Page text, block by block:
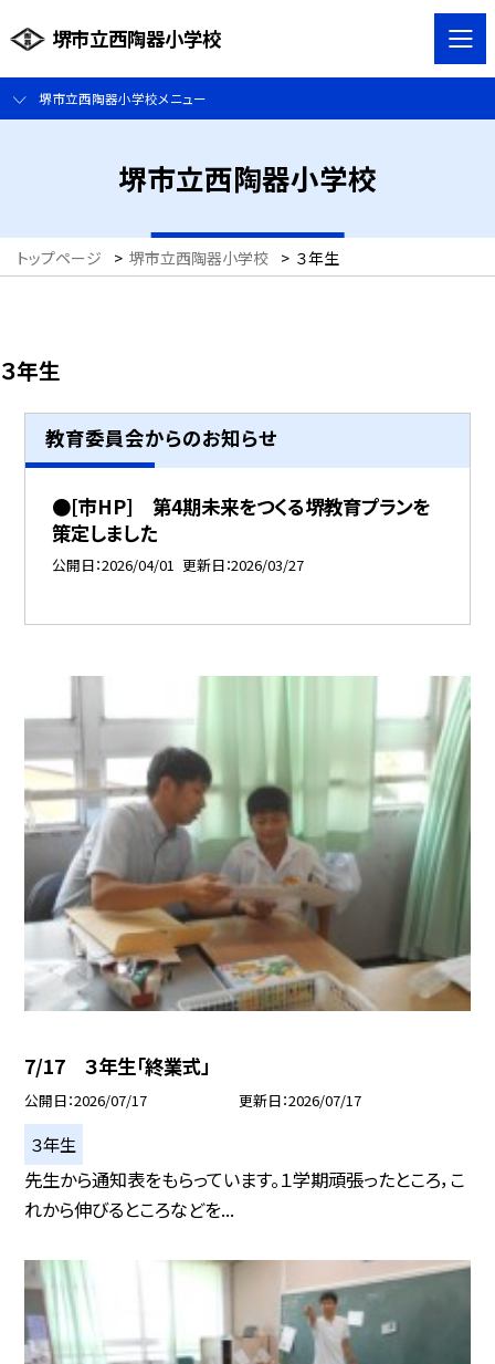
堺市立西陶器小学校
堺市立西陶器小学校メニュー
堺市立西陶器小学校
トップページ > 堺市立西陶器小学校 > ３年生
３年生
教育委員会からのお知らせ
●[市HP] 第4期未来をつくる堺教育プランを
策定しました
公開日 2026/04/01 更新日 2026/03/27
7/17 ３年生「終業式」
公開日 2026/07/17 更新日 2026/07/17
３年生
先生から通知表をもらっています。１学期頑張ったところ，こ
れから伸びるところなどを...